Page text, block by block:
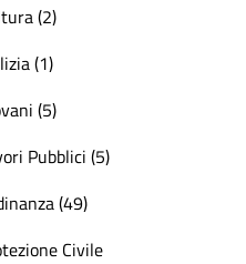
(2)
(1)
(5)
Pubblici (5)
(49)
Civile